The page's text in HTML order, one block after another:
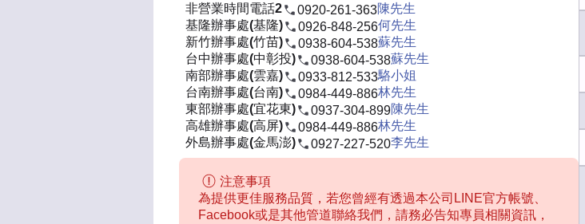
非營業時間電話2
0920-261-363陳先生
基隆辦事處(基隆)
0926-848-256何先生
新竹辦事處(竹苗)
0938-604-538蘇先生
台中辦事處(中彰投)
0938-604-538蘇先生
南部辦事處(雲嘉)
0933-812-533駱小姐
台南辦事處(台南)
0984-449-886林先生
東部辦事處(宜花東)
0937-304-899陳先生
高雄辦事處(高屏)
0984-449-886林先生
外島辦事處(金馬澎)
0927-227-520李先生
注意事項
為提供更佳服務品質，若您曾經有透過本公司LINE官方帳號、
Facebook或是其他管道聯絡我們，請務必告知專員相關資訊，